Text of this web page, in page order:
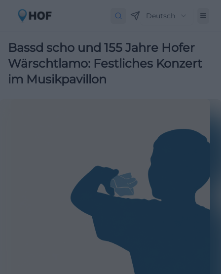
Deutsch
Bassd scho und 155 Jahre Hofer
Wärschtlamo: Festliches Konzert
im Musikpavillon